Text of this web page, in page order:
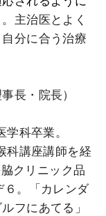
主治医とよく
分に合う治療
長・院長）
科卒業。
科講座講師を経
クリニック品
６。「カレンダ
フにあてる」